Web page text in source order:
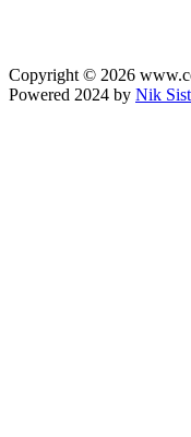
Copyright © 2026
Powered 2024 by Nik